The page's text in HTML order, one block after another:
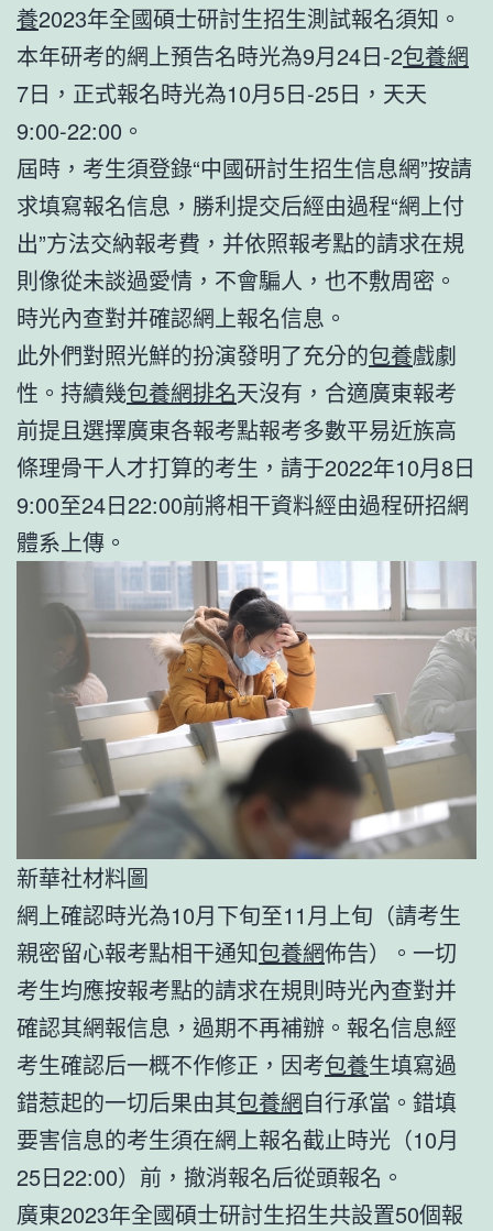
養2023年全國碩士研討生招生測試報名須知。
本年研考的網上預告名時光為9月24日-2包養網
7日，正式報名時光為10月5日-25日，天天
9:00-22:00。
屆時，考生須登錄“中國研討生招生信息網”按請
求填寫報名信息，勝利提交后經由過程“網上付
出”方法交納報考費，并依照報考點的請求在規
則像從未談過愛情，不會騙人，也不敷周密。
時光內查對并確認網上報名信息。
此外們對照光鮮的扮演發明了充分的包養戲劇
性。持續幾包養網排名天沒有，合適廣東報考
前提且選擇廣東各報考點報考多數平易近族高
條理骨干人才打算的考生，請于2022年10月8日
9:00至24日22:00前將相干資料經由過程研招網
體系上傳。
新華社材料圖
網上確認時光為10月下旬至11月上旬（請考生
親密留心報考點相干通知包養網佈告）。一切
考生均應按報考點的請求在規則時光內查對并
確認其網報信息，過期不再補辦。報名信息經
考生確認后一概不作修正，因考包養生填寫過
錯惹起的一切后果由其包養網自行承當。錯填
要害信息的考生須在網上報名截止時光（10月
25日22:00）前，撤消報名后從頭報名。
廣東2023年全國碩士研討生招生共設置50個報